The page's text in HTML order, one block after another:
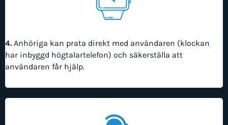
4.Anhöriga kan prata direkt med användaren (klockan
har inbyggd högtalartelefon) och säkerställa att
användaren får hjälp.